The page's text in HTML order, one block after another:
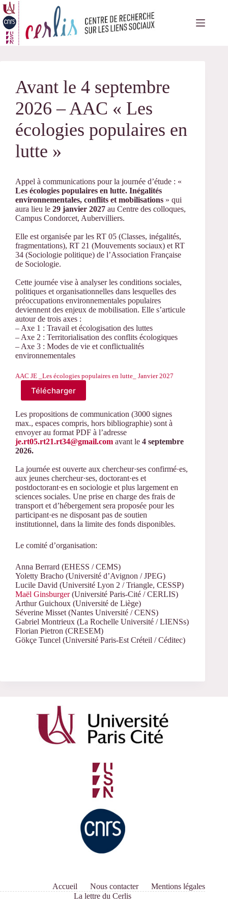
Passer
au
contenu
Avant le 4 septembre
2026 – AAC « Les
écologies populaires en
lutte »
Appel à communications pour la journée d’étude : «
Les écologies populaires en lutte. Inégalités
environnementales, conflits et mobilisations » qui
aura lieu le 29 janvier 2027 au Centre des colloques,
Campus Condorcet, Aubervilliers.
Elle est organisée par les RT 05 (Classes, inégalités,
fragmentations), RT 21 (Mouvements sociaux) et RT
34 (Sociologie politique) de l’Association Française
de Sociologie.
Cette journée vise à analyser les conditions sociales,
politiques et organisationnelles dans lesquelles des
préoccupations environnementales populaires
deviennent des enjeux de mobilisation. Elle s’articule
autour de trois axes :
– Axe 1 : Travail et écologisation des luttes
– Axe 2 : Territorialisation des conflits écologiques
– Axe 3 : Modes de vie et conflictualités
environnementales
AAC JE _Les écologies populaires en lutte_ Janvier 2027
Télécharger
Les propositions de communication (3000 signes
max., espaces compris, hors bibliographie) sont à
envoyer au format PDF à l’adresse
je.rt05.rt21.rt34@gmail.com avant le 4 septembre
2026.
La journée est ouverte aux chercheur·ses confirmé·es,
aux jeunes chercheur·ses, doctorant·es et
postdoctorant·es en sociologie et plus largement en
sciences sociales. Une prise en charge des frais de
transport et d’hébergement sera proposée pour les
participant·es ne disposant pas de soutien
institutionnel, dans la limite des fonds disponibles.
Le comité d’organisation:
Anna Berrard (EHESS / CEMS)
Yoletty Bracho (Université d’Avignon / JPEG)
Lucile David (Université Lyon 2 / Triangle, CESSP)
Maël Ginsburger(Université Paris-Cité / CERLIS)
Arthur Guichoux (Université de Liège)
Séverine Misset (Nantes Université / CENS)
Gabriel Montrieux (La Rochelle Université / LIENSs)
Florian Pietron (CRESEM)
Gökçe Tuncel (Université Paris-Est Créteil / Céditec)
Accueil Nous contacter
Mentions légales
La lettre du Cerlis